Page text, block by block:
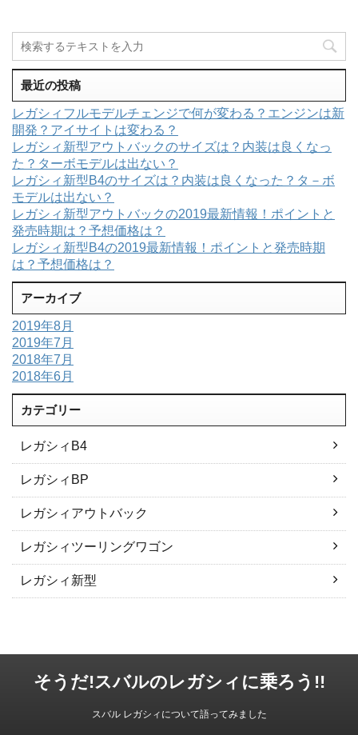
最近の投稿
レガシィフルモデルチェンジで何が変わる？エンジンは新
開発？アイサイトは変わる？
レガシィ新型アウトバックのサイズは？内装は良くなっ
た？ターボモデルは出ない？
レガシィ新型B4のサイズは？内装は良くなった？タ－ボ
モデルは出ない？
レガシィ新型アウトバックの2019最新情報！ポイントと
発売時期は？予想価格は？
レガシィ新型B4の2019最新情報！ポイントと発売時期
は？予想価格は？
アーカイブ
2019年8月
2019年7月
2018年7月
2018年6月
カテゴリー
レガシィB4
レガシィBP
レガシィアウトバック
レガシィツーリングワゴン
レガシィ新型
そうだ!スバルのレガシィに乗ろう!!
スバル レガシィについて語ってみました